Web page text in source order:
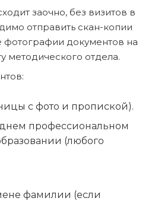
заочно, без визитов в
отправить скан-копии
фотографии документов на
методического отдела.
с фото и пропиской).
профессиональном
(любого
фамилии (если